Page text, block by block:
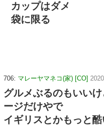
カップはダメ
袋に限る
706: マレーヤマネコ(家) [CO]
グルメぶるのもいい
ージだけやで
イギリスとかもっと